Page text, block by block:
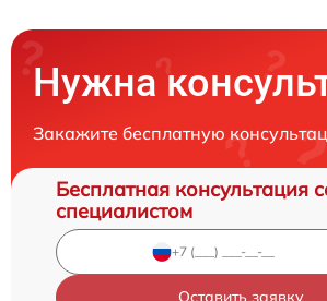
Нужна
Закажите бесплатную
Бесплатная консультация
специалистом
Оставить заявку